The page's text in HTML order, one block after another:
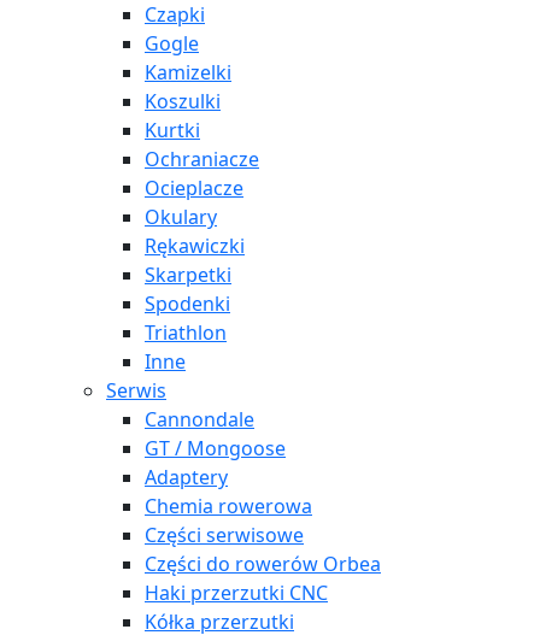
Czapki
Gogle
Kamizelki
Koszulki
Kurtki
Ochraniacze
Ocieplacze
Okulary
Rękawiczki
Skarpetki
Spodenki
Triathlon
Inne
Serwis
Cannondale
GT / Mongoose
Adaptery
Chemia rowerowa
Części serwisowe
Części do rowerów Orbea
Haki przerzutki CNC
Kółka przerzutki